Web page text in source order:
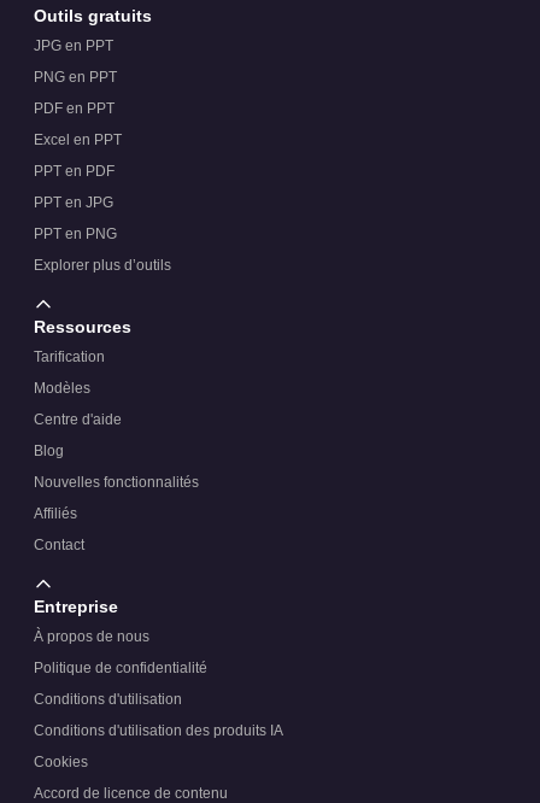
Outils gratuits
JPG en PPT
PNG en PPT
PDF en PPT
Excel en PPT
PPT en PDF
PPT en JPG
PPT en PNG
Explorer plus d’outils
Ressources
Tarification
Modèles
Centre d'aide
Blog
Nouvelles fonctionnalités
Affiliés
Contact
Entreprise
À propos de nous
Politique de confidentialité
Conditions d'utilisation
Conditions d'utilisation des produits IA
Cookies
Accord de licence de contenu